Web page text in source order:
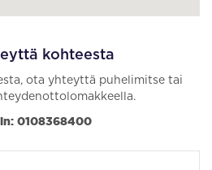
kohteesta
ota yhteyttä puhelimitse tai
0108368400